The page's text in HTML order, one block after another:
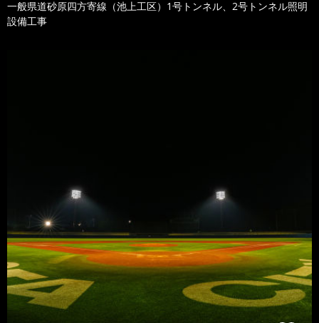
一般県道砂原四方寄線（池上工区）1号トンネル、2号トンネル照明
設備工事